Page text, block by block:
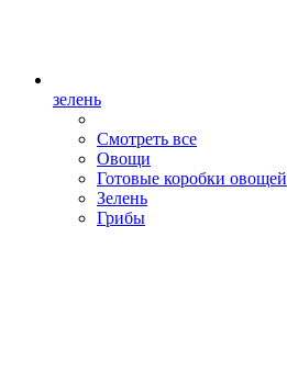
зелень
Смотреть все
Овощи
Готовые коробки овощей
Зелень
Грибы